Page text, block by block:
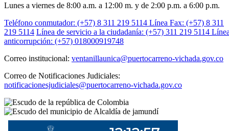
Lunes a viernes de 8:00 a.m. a 12:00 m. y de 2:00 p.m. a 6:00 p.m.
Teléfono conmutador: (+57) 8 311 219 5114 Línea Fax: (+57) 8 311
219 5114 Línea de servicio a la ciudadanía: (+57) 311 219 5114
anticorrupción: (+57) 018000919748
Correo institucional: ventanillaunica@puertocarreno-vichada.gov.co
Correo de Notificaciones Judiciales:
notificacionesjudiciales@puertocarreno-vichada.gov.co